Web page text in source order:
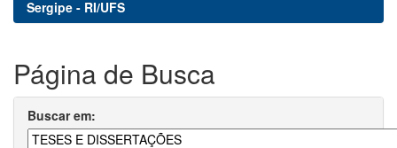
Sergipe - RI/UFS
Página de Busca
Buscar em: